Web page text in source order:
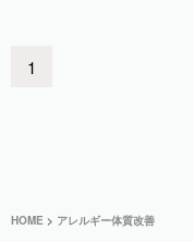
1
HOME > アレルギー体質改善